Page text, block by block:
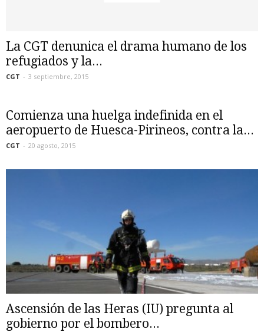
La CGT denunica el drama humano de los
refugiados y la...
CGT - 3 septiembre, 2015
Comienza una huelga indefinida en el
aeropuerto de Huesca-Pirineos, contra la...
CGT - 20 agosto, 2015
Ascensión de las Heras (IU) pregunta al
gobierno por el bombero...